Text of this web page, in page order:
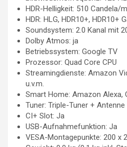
HDR-Helligkeit: 510 Candela/
HDR: HLG, HDR10+, HDR10+
Soundsystem: 2.0 Kanal mit
Dolby Atmos: ja
Betriebssystem: Google TV
Prozessor: Quad Core CPU
Streamingdienste: Amazon
u.v.m.
Smart Home: Amazon Alexa,
Tuner: Triple-Tuner + Antenne
CI+ Slot: Ja
USB-Aufnahmefunktion: Ja
VESA-Montagepunkte: 200 x